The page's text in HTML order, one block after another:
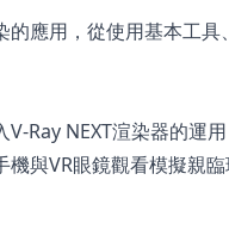
應用，從使用基本工
Ray NEXT渲染器的運
與VR眼鏡觀看模擬親臨